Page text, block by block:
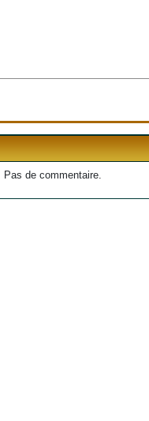
Pas de commentaire.